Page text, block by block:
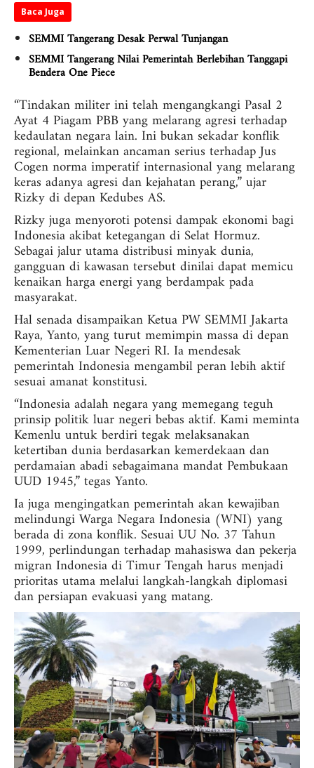
Baca Juga
SEMMI Tangerang Desak Perwal Tunjangan
SEMMI Tangerang Nilai Pemerintah Berlebihan Tanggapi
Bendera One Piece
“Tindakan militer ini telah mengangkangi Pasal 2
Ayat 4 Piagam PBB yang melarang agresi terhadap
kedaulatan negara lain. Ini bukan sekadar konflik
regional, melainkan ancaman serius terhadap Jus
Cogen norma imperatif internasional yang melarang
keras adanya agresi dan kejahatan perang,” ujar
Rizky di depan Kedubes AS.
Rizky juga menyoroti potensi dampak ekonomi bagi
Indonesia akibat ketegangan di Selat Hormuz.
Sebagai jalur utama distribusi minyak dunia,
gangguan di kawasan tersebut dinilai dapat memicu
kenaikan harga energi yang berdampak pada
masyarakat.
Hal senada disampaikan Ketua PW SEMMI Jakarta
Raya, Yanto, yang turut memimpin massa di depan
Kementerian Luar Negeri RI. Ia mendesak
pemerintah Indonesia mengambil peran lebih aktif
sesuai amanat konstitusi.
“Indonesia adalah negara yang memegang teguh
prinsip politik luar negeri bebas aktif. Kami meminta
Kemenlu untuk berdiri tegak melaksanakan
ketertiban dunia berdasarkan kemerdekaan dan
perdamaian abadi sebagaimana mandat Pembukaan
UUD 1945,” tegas Yanto.
Ia juga mengingatkan pemerintah akan kewajiban
melindungi Warga Negara Indonesia (WNI) yang
berada di zona konflik. Sesuai UU No. 37 Tahun
1999, perlindungan terhadap mahasiswa dan pekerja
migran Indonesia di Timur Tengah harus menjadi
prioritas utama melalui langkah-langkah diplomasi
dan persiapan evakuasi yang matang.